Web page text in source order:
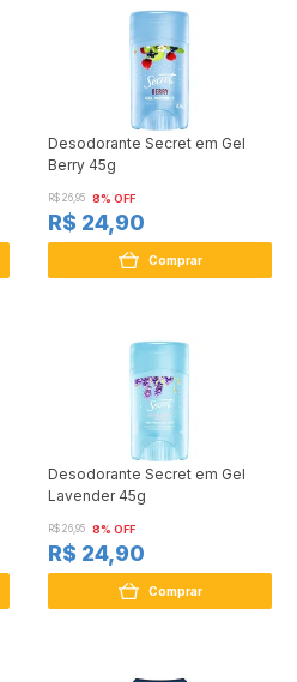
Desodorante Secret em Gel
Berry 45g
R$ 26,95 8% OFF
R$ 24,90
Comprar
Desodorante Secret em Gel
Lavender 45g
R$ 26,95 8% OFF
R$ 24,90
Comprar